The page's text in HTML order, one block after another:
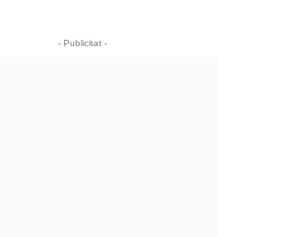
- Publicitat -